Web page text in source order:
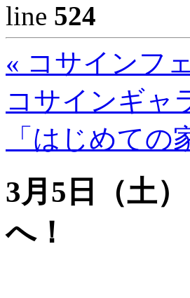
line 524
« コサインフ
コサインギャ
「はじめての
3月5日（土
へ！